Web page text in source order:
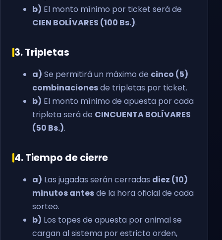
b) El monto mínimo por ticket será de
CIEN BOLÍVARES (100 Bs.).
3. Tripletas
a) Se permitirá un máximo de cinco (5)
combinacionesde tripletas por ticket.
b) El monto mínimo de apuesta por cada
tripleta será de CINCUENTA BOLÍVARES
(50 Bs.).
4. Tiempo de cierre
a) Las jugadas serán cerradas diez (10)
minutos antesde la hora oficial de cada
sorteo.
b) Los topes de apuesta por animal se
cargan al sistema por estricto orden,